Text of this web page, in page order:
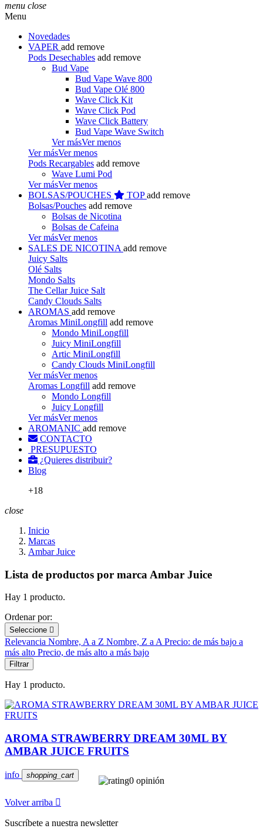
menu close
Menu
Novedades
VAPER add remove
Pods Desechables add remove
Bud Vape
Bud Vape Wave 800
Bud Vape Olé 800
Wave Click Kit
Wave Click Pod
Wave Click Battery
Bud Vape Wave Switch
Ver másVer menos
Ver másVer menos
Pods Recargables add remove
Wave Lumi Pod
Ver másVer menos
BOLSAS/POUCHES
TOPadd remove
Bolsas/Pouches add remove
Bolsas de Nicotina
Bolsas de Cafeina
Ver másVer menos
SALES DE NICOTINA add remove
Juicy Salts
Olé Salts
Mondo Salts
The Cellar Juice Salt
Candy Clouds Salts
AROMAS add remove
Aromas MiniLongfill add remove
Mondo MiniLongfill
Juicy MiniLongfill
Artic MiniLongfill
Candy Clouds MiniLongfill
Ver másVer menos
Aromas Longfill add remove
Mondo Longfill
Juicy Longfill
Ver másVer menos
AROMANIC add remove
CONTACTO
PRESUPUESTO
¿Quieres distribuir?
Blog
+18
close
Inicio
Marcas
Ambar Juice
Lista de productos por marca Ambar Juice
Hay 1 producto.
Ordenar por:
Seleccione 
Relevancia Nombre, A a Z Nombre, Z a APrecio: de más bajo a
más alto Precio, de más alto a más bajo
Filtrar
Hay 1 producto.
AROMA STRAWBERRY DREAM 30ML BY
AMBAR JUICE FRUITS
info shopping_cart
0 opinión
Volver arriba 
Suscríbete a nuestra newsletter